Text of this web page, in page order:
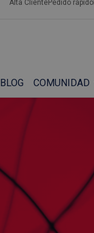
Alta ClientePedido rápido
BLOG COMUNIDAD